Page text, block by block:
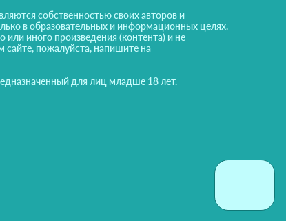
собственностью своих авторов и
в образовательных и информационных целях.
или иного произведения (контента) и не
сайте, пожалуйста, напишите на
для лиц младше 18 лет.